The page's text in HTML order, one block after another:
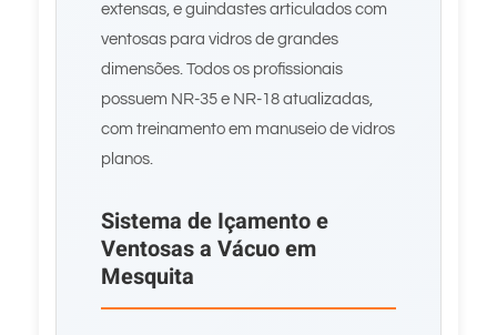
extensas, e guindastes articulados com
ventosas para vidros de grandes
dimensões. Todos os profissionais
possuem NR-35 e NR-18 atualizadas,
com treinamento em manuseio de vidros
planos.
Sistema de Içamento e
Ventosas a Vácuo em
Mesquita